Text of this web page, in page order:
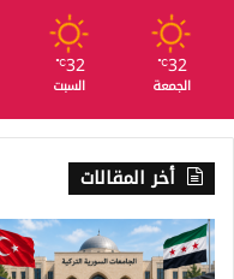
32
℃
الجمعة
32
℃
السبت
أخر المقالات